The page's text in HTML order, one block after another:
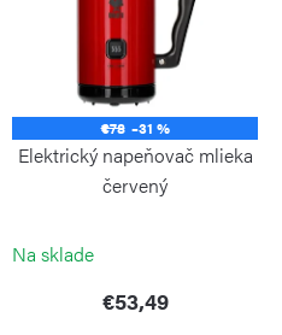
u
k
v
p
r
u
€78 –31 %
Elektrický napeňovač mlieka
červený
Na sklade
€53,49